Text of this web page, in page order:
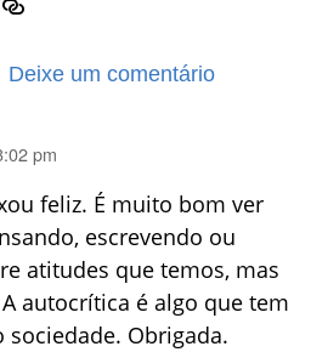
Deixe um comentário
pm
feliz. É muito bom ver
escrevendo ou
atitudes que temos, mas
autocrítica é algo que tem
Obrigada.